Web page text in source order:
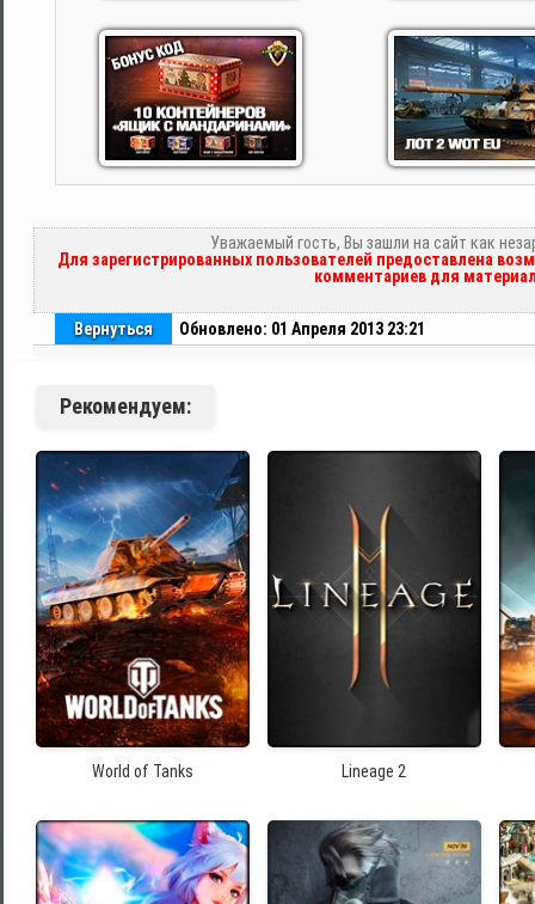
Уважаемый гость, Вы зашли на сайт как
Для зарегистрированных пользователей предоставлена
комментариев для
Вернуться Обновлено: 01 Апреля 2013 23:21
Рекомендуем:
World of Tanks Lineage 2